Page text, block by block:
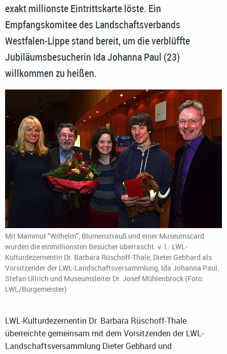
exakt millionste Eintrittskarte löste. Ein
Empfangskomitee des Landschaftsverbands
Westfalen-Lippe stand bereit, um die verblüffte
Jubiläumsbesucherin Ida Johanna Paul (23)
willkommen zu heißen.
Mit Mammut "Wilhelm", Blumenstrauß und einer Museumscard
wurden die einmillionsten Besucher überrascht. v. l.: LWL-
Kulturdezernentin Dr. Barbara Rüschoff-Thale, Dieter Gebhard als
Vorsitzender der LWL-Landschaftsversammlung, Ida Johanna Paul,
Stefan Ullrich und Museumsleiter Dr. Josef Mühlenbrock (Foto:
LWL/Burgemeister)
LWL-Kulturdezernentin Dr. Barbara Rüschoff-Thale
überreichte gemeinsam mit dem Vorsitzenden der LWL-
Landschaftsversammlung Dieter Gebhard und